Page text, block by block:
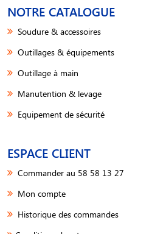
NOTRE CATALOGUE
Soudure & accessoires
Outillages & équipements
Outillage à main
Manutention & levage
Equipement de sécurité
ESPACE CLIENT
Commander au 58 58 13 27
Mon compte
Historique des commandes